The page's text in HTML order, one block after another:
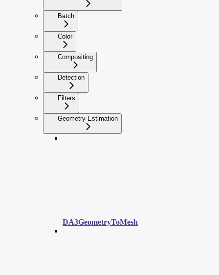
Batch
Color
Compositing
Detection
Filters
Geometry Estimation
DA3GeometryToMesh